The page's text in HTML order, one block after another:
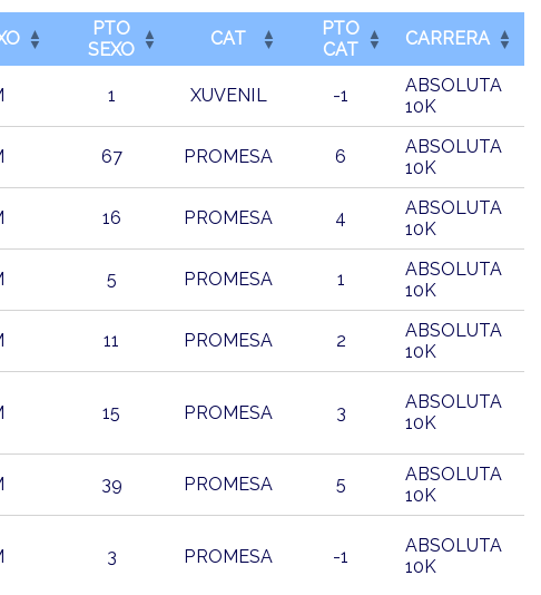
PTO
SEXO
CAT
PTO
CAT
CARRERA
1 XUVENIL -1
ABSOLUTA
10K
67 PROMESA 6
ABSOLUTA
10K
16 PROMESA 4
ABSOLUTA
10K
5 PROMESA 1
ABSOLUTA
10K
11 PROMESA 2
ABSOLUTA
10K
15 PROMESA 3
ABSOLUTA
10K
39 PROMESA 5
ABSOLUTA
10K
3 PROMESA -1
ABSOLUTA
10K